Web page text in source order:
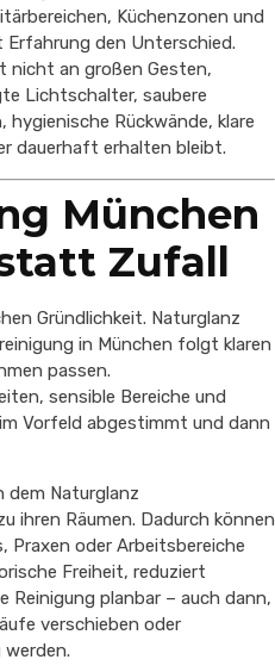
Küchenzonen und
den Unterschied.
nicht an großen Gesten,
Lichtschalter, saubere
Rückwände, klare
dauerhaft erhalten bleibt.
München
Zufall
Gründlichkeit. Naturglanz
in München folgt klaren
passen.
sensible Bereiche und
Vorfeld abgestimmt und dann
dem Naturglanz
ihren Räumen. Dadurch können
Praxen oder Arbeitsbereiche
Freiheit, reduziert
Reinigung planbar – auch dann,
verschieben oder